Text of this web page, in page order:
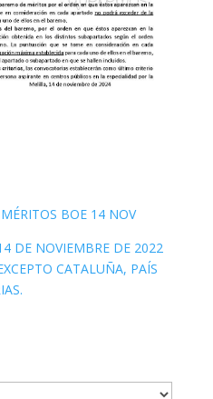
BOE 14 NOV
DE NOVIEMBRE DE 2022
CATALUÑA, PAÍS